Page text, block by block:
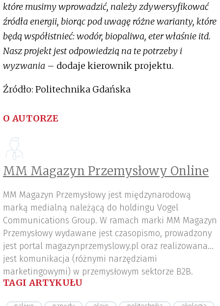
które musimy wprowadzić, należy zdywersyfikować
źródła energii, biorąc pod uwagę różne warianty, które
będą współistnieć: wodór, biopaliwa, eter właśnie itd.
Nasz projekt jest odpowiedzią na te potrzeby i
wyzwania – dodaje kierownik projektu.
Źródło: Politechnika Gdańska
O AUTORZE
MM Magazyn Przemysłowy Online
MM Magazyn Przemysłowy jest międzynarodową
marką medialną należącą do holdingu Vogel
Communications Group. W ramach marki MM Magazyn
Przemysłowy wydawane jest czasopismo, prowadzony
jest portal magazynprzemyslowy.pl oraz realizowana
jest komunikacja (różnymi narzędziami
marketingowymi) w przemysłowym sektorze B2B.
TAGI ARTYKUŁU